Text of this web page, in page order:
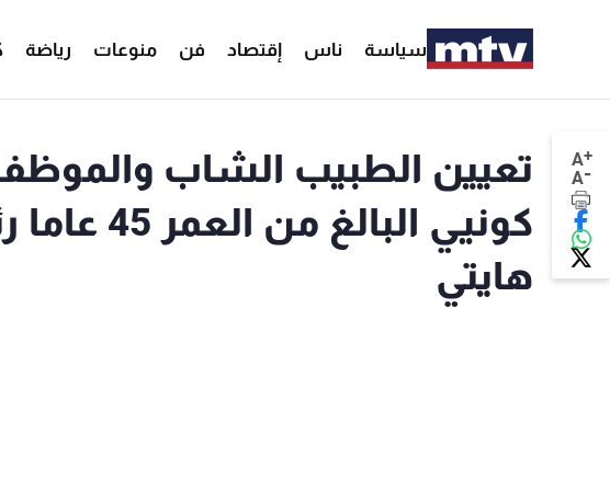
سياسة ناس إقتصاد فن منوعات رياضة
A+
A-
تعيين الطبيب الشاب والموظف
كونيي
هايتي